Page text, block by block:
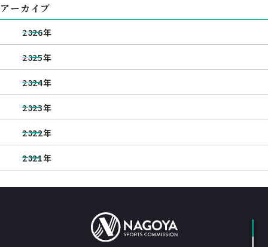
アーカイブ
2026年
2025年
2024年
2023年
2022年
2021年